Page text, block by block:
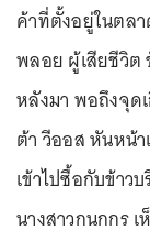
ค้าที่ตั้งอยู่ในตล
พลอย ผู้เสียชีวิต
หลังมา พอถึงจุด
ต้า วีออส หันหน้า
เข้าไปซื้อกับข้า
นางสาวกนกกร